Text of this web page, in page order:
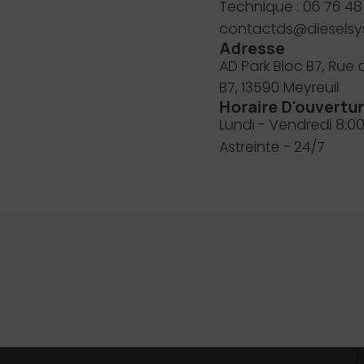
Technique : 06 76
Adresse
AD Park Bloc B7,
B7, 13590 Meyreuil
Horaire
Lundi - Vendredi
Astreinte - 24/7